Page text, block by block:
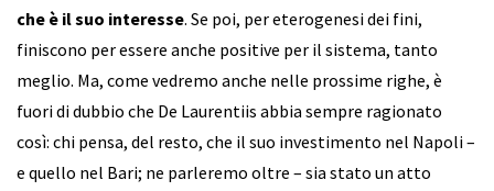
che è il suo interesse. Se poi, per eterogenesi dei fini,
finiscono per essere anche positive per il sistema, tanto
meglio. Ma, come vedremo anche nelle prossime righe, è
fuori di dubbio che De Laurentiis abbia sempre ragionato
così: chi pensa, del resto, che il suo investimento nel Napoli –
e quello nel Bari; ne parleremo oltre – sia stato un atto